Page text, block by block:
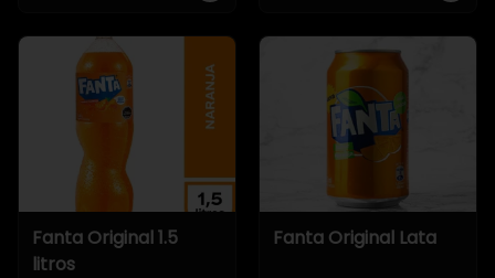
Fanta Original 1.5
litros
Fanta Original Lata